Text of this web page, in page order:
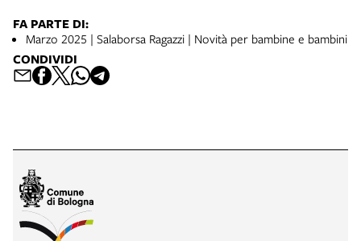
FA PARTE DI:
Marzo 2025 | Salaborsa Ragazzi | Novità per bambine e bambini
CONDIVIDI